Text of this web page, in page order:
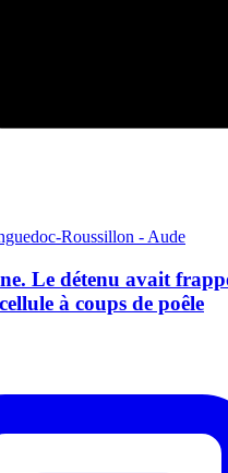
Roussillon - Aude
Le détenu avait
à coups de poêle